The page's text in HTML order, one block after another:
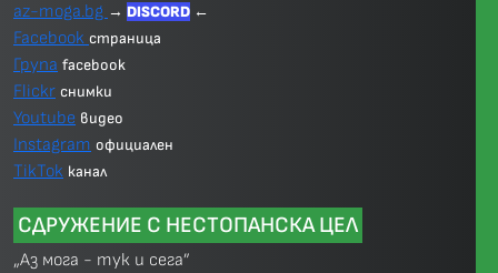
az-moga.bg → DISCORD ←
Facebook страница
Група facebook
Flickr снимки
Youtube видео
Instagram официален
TikTok канал
СДРУЖЕНИЕ С НЕСТОПАНСКА ЦЕЛ
„Аз мога - тук и сега”